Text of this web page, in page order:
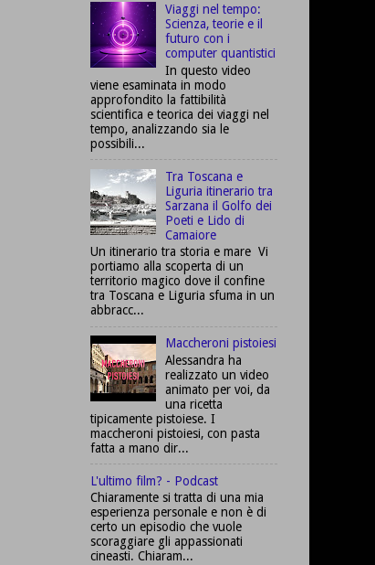
Viaggi nel tempo:
Scienza, teorie e il
futuro con i
computer quantistici
In questo video
viene esaminata in modo
approfondito la fattibilità
scientifica e teorica dei viaggi nel
tempo, analizzando sia le
possibili...
Tra Toscana e
Liguria itinerario tra
Sarzana il Golfo dei
Poeti e Lido di
Camaiore
Un itinerario tra storia e mare Vi
portiamo alla scoperta di un
territorio magico dove il confine
tra Toscana e Liguria sfuma in un
abbracc...
Maccheroni pistoiesi
Alessandra ha
realizzato un video
animato per voi, da
una ricetta
tipicamente pistoiese. I
maccheroni pistoiesi, con pasta
fatta a mano dir...
L'ultimo film? - Podcast
Chiaramente si tratta di una mia
esperienza personale e non è di
certo un episodio che vuole
scoraggiare gli appassionati
cineasti. Chiaram...